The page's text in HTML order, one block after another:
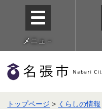
メニュ－
トップページ > くらしの情報